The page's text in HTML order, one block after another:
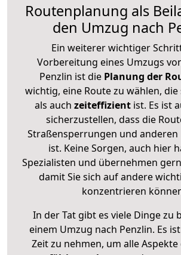
Routenplanung als
den Umzug nach
Ein weiterer wichtiger
Vorbereitung eines Umzugs
Penzlin ist die Planung der
wichtig, eine Route zu wählen,
als auch zeiteffizientist. Es ist
sicherzustellen, dass die
Straßensperrungen und anderen
ist. Keine Sorgen, auch hier
Spezialisten und übernehmen
damit Sie sich auf andere
konzentrieren
In der Tat gibt es viele Dinge zu
einem Umzug nach Penzlin. Es
Zeit zu nehmen, um alle